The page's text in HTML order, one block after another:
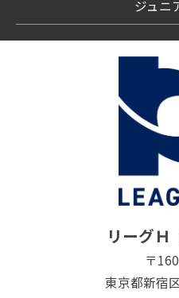
ジュニ
リーグＨ
〒
東京都新宿